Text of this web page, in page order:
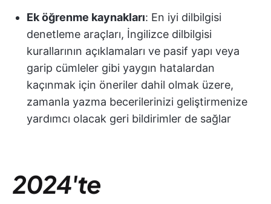
Ek öğrenme kaynakları: En iyi dilbilgisi
denetleme araçları, İngilizce dilbilgisi
kurallarının açıklamaları ve pasif yapı veya
garip cümleler gibi yaygın hatalardan
kaçınmak için öneriler dahil olmak üzere,
zamanla yazma becerilerinizi geliştirmenize
yardımcı olacak geri bildirimler de sağlar
2024'te